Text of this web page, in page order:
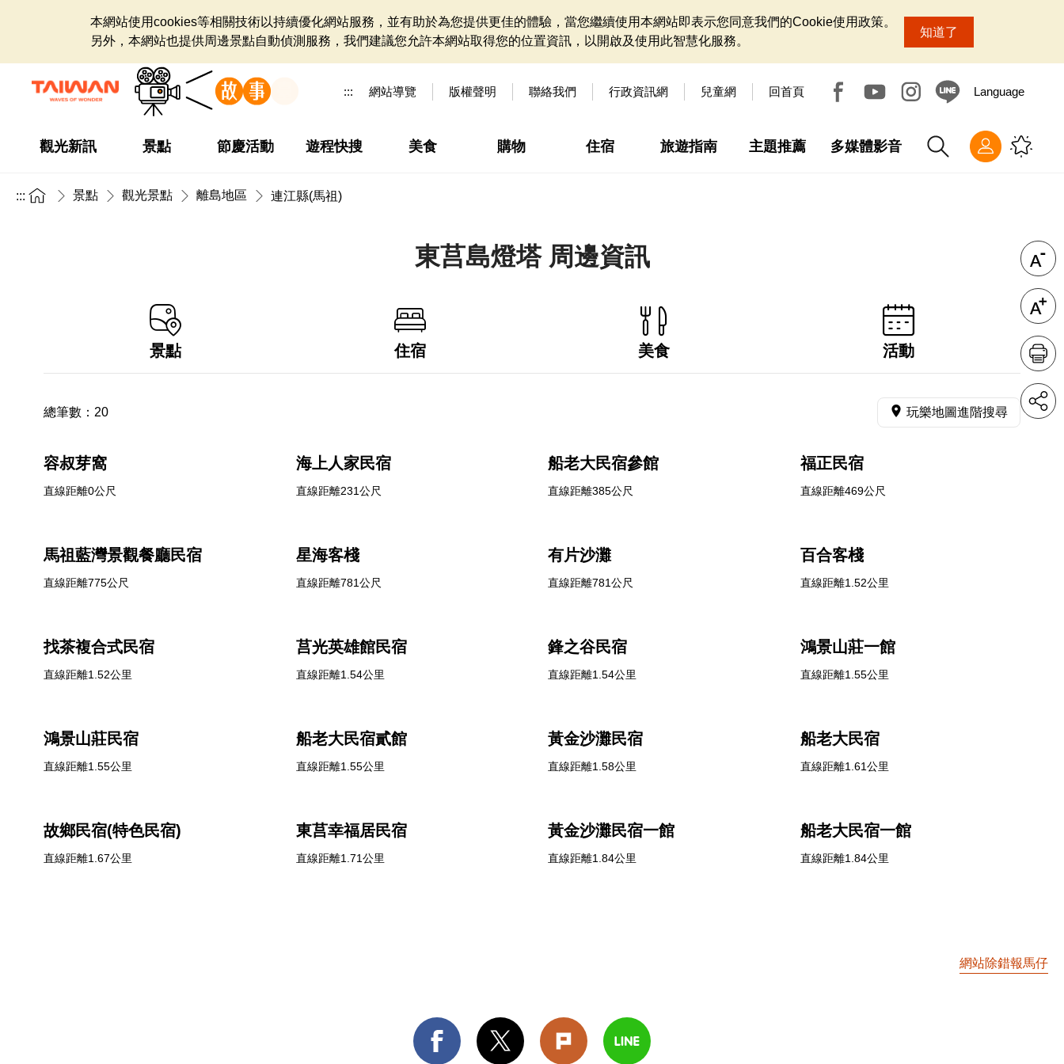
本網站使用cookies等相關技術以持續優化網站服務，並有助於為您提供更佳的體驗，當您繼續使用本網站即表示您同意我們的Cookie使用政策。
另外，本網站也提供周邊景點自動偵測服務，我們建議您允許本網站取得您的位置資訊，以開啟及使用此智慧化服務。
知道了
::: 網站導覽 版權聲明 聯絡我們 行政資訊網 兒童網 回首頁 Language
觀光新訊 景點 節慶活動 遊程快搜 美食 購物 住宿 旅遊指南 主題推薦 多媒體影音
::: 景點 觀光景點 離島地區 連江縣(馬祖)
東莒島燈塔 周邊資訊
景點 住宿 美食 活動
總筆數： 20 玩樂地圖進階搜尋
容叔芽窩
直線距離0公尺
海上人家民宿
直線距離231公尺
船老大民宿參館
直線距離385公尺
福正民宿
直線距離469公尺
馬祖藍灣景觀餐廳民宿
直線距離775公尺
星海客棧
直線距離781公尺
有片沙灘
直線距離781公尺
百合客棧
直線距離1.52公里
找茶複合式民宿
直線距離1.52公里
莒光英雄館民宿
直線距離1.54公里
鋒之谷民宿
直線距離1.54公里
鴻景山莊一館
直線距離1.55公里
鴻景山莊民宿
直線距離1.55公里
船老大民宿貳館
直線距離1.55公里
黃金沙灘民宿
直線距離1.58公里
船老大民宿
直線距離1.61公里
故鄉民宿(特色民宿)
直線距離1.67公里
東莒幸福居民宿
直線距離1.71公里
黃金沙灘民宿一館
直線距離1.84公里
船老大民宿一館
直線距離1.84公里
網站除錯報馬仔